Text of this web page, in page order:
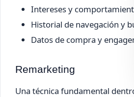
Intereses y
Historial de navegación y
Datos de compra y
Remarketing
Una técnica fundamental